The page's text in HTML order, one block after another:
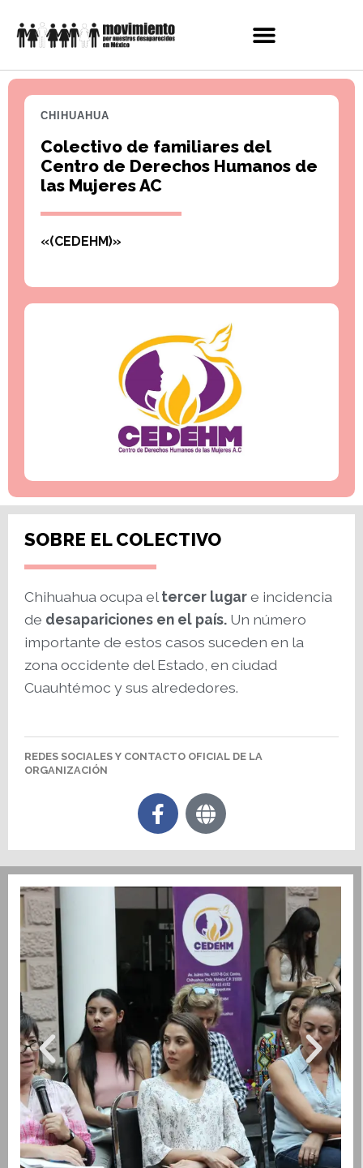
CHIHUAHUA
Colectivo de familiares del
Centro de Derechos Humanos de
las Mujeres AC
«(CEDEHM)»
SOBRE EL COLECTIVO
Chihuahua ocupa el tercer lugare incidencia
de desapariciones en el país. Un número
importante de estos casos suceden en la
zona occidente del Estado, en ciudad
Cuauhtémoc y sus alrededores.
REDES SOCIALES Y CONTACTO OFICIAL DE LA
ORGANIZACIÓN